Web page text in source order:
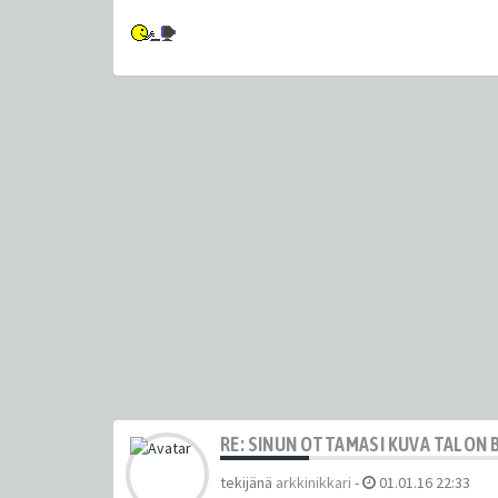
RE: SINUN OTTAMASI KUVA TALON
tekijänä arkkinikkari - 01.01.16 22:33